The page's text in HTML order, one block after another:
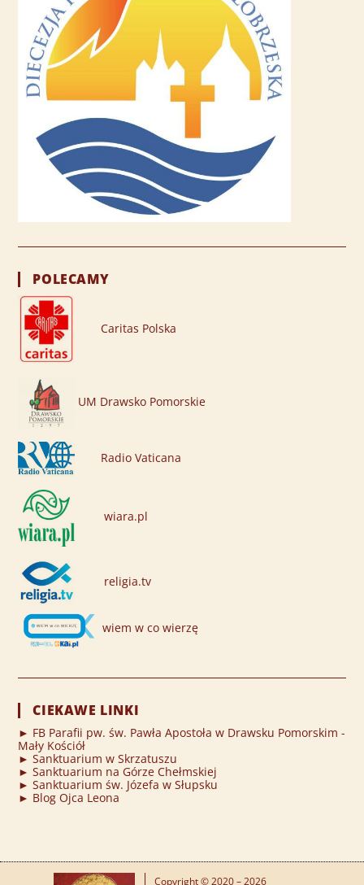
POLECAMY
Caritas Polska
UM Drawsko Pomorskie
Radio Vaticana
wiara.pl
religia.tv
wiem w co wierzę
CIEKAWE LINKI
► FB Parafii pw. św. Pawła Apostoła w Drawsku Pomorskim -
Mały Kościół
► Sanktuarium w Skrzatuszu
► Sanktuarium na Górze Chełmskiej
► Sanktuarium św. Józefa w Słupsku
► Blog Ojca Leona
Copyright © 2020 – 2026